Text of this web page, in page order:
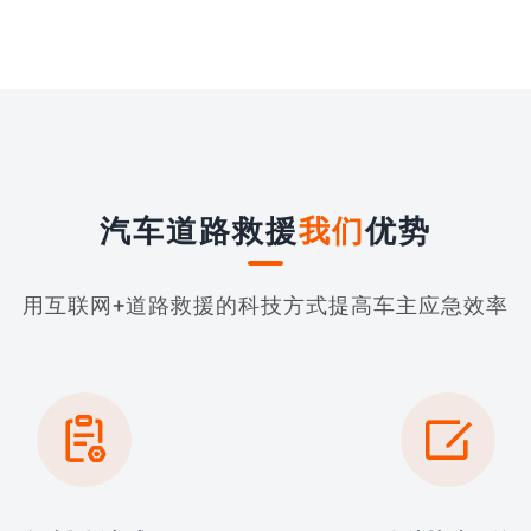
汽车道路救援我们优势
用互联网+道路救援的科技方式提高车主应急效率
 